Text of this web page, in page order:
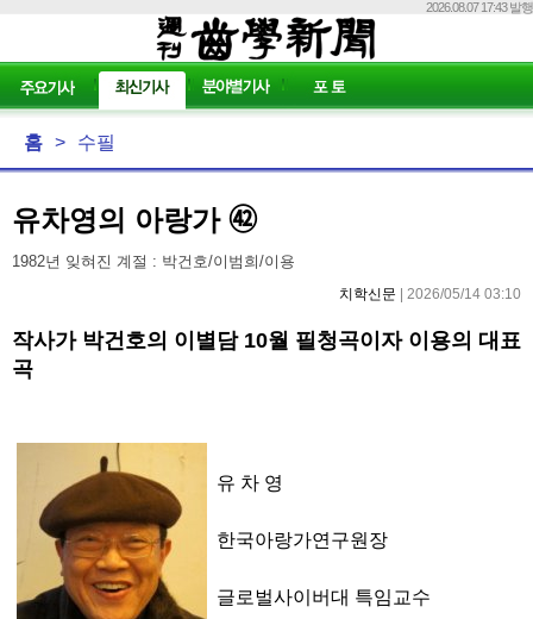
2026.08.07 17:43 발행
홈 > 수필
유차영의 아랑가 ㊷
1982년 잊혀진 계절 : 박건호/이범희/이용
치학신문 | 2026/05/14 03:10
작사가 박건호의 이별담 10월 필청곡이자 이용의 대표
곡
유 차 영
한국아랑가연구원장
글로벌사이버대 특임교수